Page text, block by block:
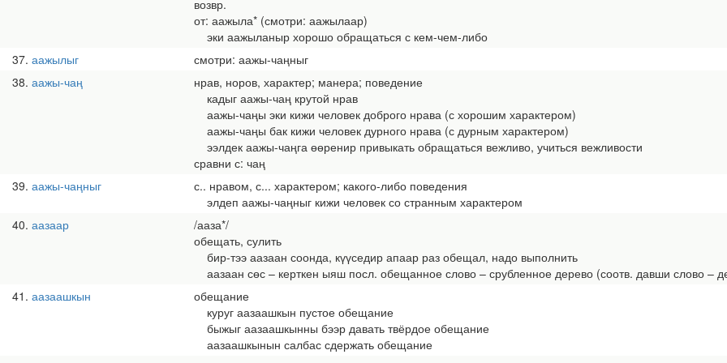
возвр.
от: аажыла* (смотри: аажылаар)
эки аажыланыр хорошо обращаться с кем-чем-либо
37 аажылыг
смотри: аажы-чаңныг
38 аажы-чаң
нрав, норов, характер; манера; поведение
кадыг аажы-чаң крутой нрав
аажы-чаңы эки кижи человек доброго нрава (с хорошим характером)
аажы-чаңы бак кижи человек дурного нрава (с дурным характером)
ээлдек аажы-чаңга өөренир привыкать обращаться вежливо, учиться вежливости
сравни с: чаң
39 аажы-чаңныг
с.. нравом, с... характером; какого-либо поведения
элдеп аажы-чаңныг кижи человек со странным характером
40 аазаар
/ааза*/
обещать, сулить
бир-тээ аазаан соонда, күүседир апаар раз обещал, надо выполнить
аазаан сөс – керткен ыяш посл. обещанное слово – срубленное дерево (соотв. давши слово –
41 аазаашкын
обещание
куруг аазаашкын пустое обещание
быжыг аазаашкынны бээр давать твёрдое обещание
аазаашкынын салбас сдержать обещание